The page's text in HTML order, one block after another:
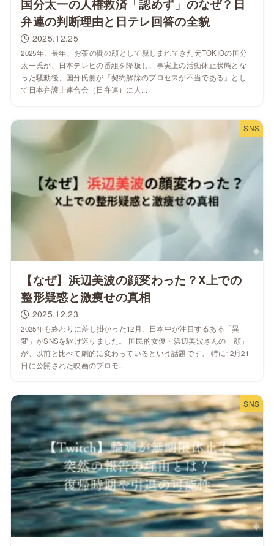
国分太一の人権救済「認めず」のなぜ？日
弁連の判断理由と日テレ回答の全貌
2025.12.25
2025年、長年、お茶の間の顔として親しまれてきた元TOKIOの国分
太一氏が、日本テレビの番組を降板し、事実上の活動休止状態とな
った騒動後、国分氏側が「契約解除のプロセスが不当である」とし
て日本弁護士連合会（日弁連）に人...
SNS
【なぜ】浜辺美波の顔変わった？X上での
整形疑惑と激痩せの真相
2025.12.23
2025年も終わりに差し掛かった12月、日本中が注目するある「異
変」がSNSを駆け巡りました。 国民的女優・浜辺美波さんの「顔」
が、以前と比べて劇的に変わっているという話題です。 特に12月21
日に公開された映画のプロモ...
SNS